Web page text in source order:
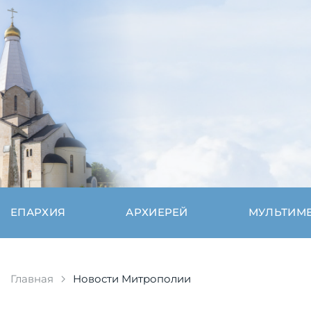
ЕПАРХИЯ АРХИЕРЕЙ
Главная Новости Митрополии